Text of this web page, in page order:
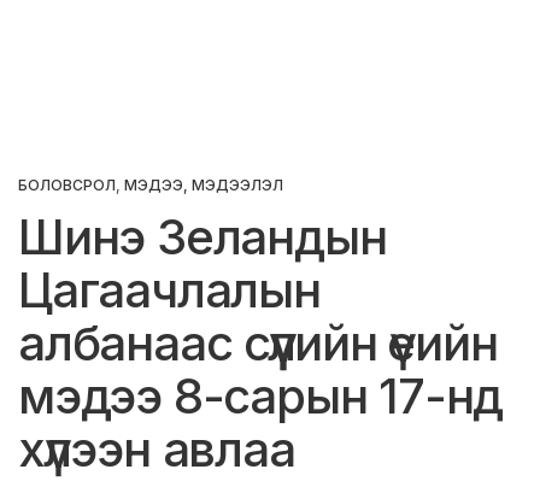
БОЛОВСРОЛ, МЭДЭЭ, МЭДЭЭЛЭЛ
Шинэ Зеландын
Цагаачлалын
албанаас сүүлийн үеийн
мэдээ 8-сарын 17-нд
хүлээн авлаа